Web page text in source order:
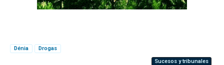
Dénia
Drogas
Sucesos y tribunales